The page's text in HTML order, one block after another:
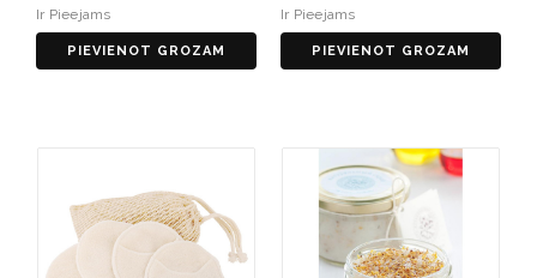
Ir Pieejams
PIEVIENOT GROZAM
Ir Pieejams
PIEVIENOT GROZAM